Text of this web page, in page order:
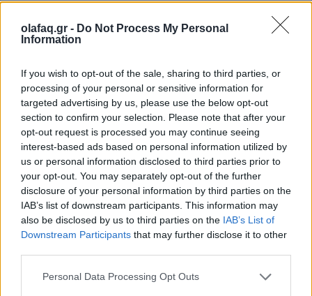
olafaq.gr - Do Not Process My Personal
Information
If you wish to opt-out of the sale, sharing to third parties, or
processing of your personal or sensitive information for
targeted advertising by us, please use the below opt-out
section to confirm your selection. Please note that after your
opt-out request is processed you may continue seeing
interest-based ads based on personal information utilized by
us or personal information disclosed to third parties prior to
your opt-out. You may separately opt-out of the further
disclosure of your personal information by third parties on the
IAB’s list of downstream participants. This information may
also be disclosed by us to third parties on the IAB’s List of
Downstream Participants that may further disclose it to other
Personal Data Processing Opt Outs
Πώς η αποξένωση έγινε προϊόν
Όταν η "Εταιρική Αμερική" μάς έκοψε από τον άνθρωπο,
αγκαλιάσαμε τα chatbots σαν νέους σωτήρες. Μόνο που αυτά
δεν θα μας σώσουν ποτέ, απλώς παριστάνουν ότι το κάνουν.